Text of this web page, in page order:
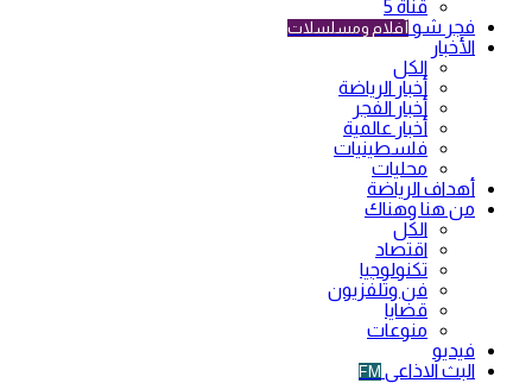
قناة 5
فجر شو أفلام ومسلسلات
الأخبار
الكل
أخبار الرياضة
أخبار الفجر
أخبار عالمية
فلسطينيات
محليات
أهداف الرياضة
من هنا وهناك
الكل
اقتصاد
تكنولوجيا
فن وتلفزيون
قضايا
منوعات
فيديو
البث الاذاعي FM